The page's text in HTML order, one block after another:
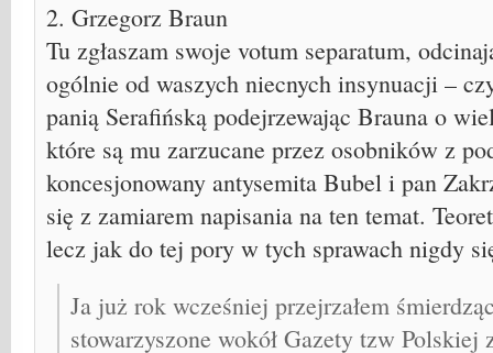
2. Grzegorz Braun
Tu zgłaszam swoje votum separatum,
ogólnie od waszych niecnych insynuacji –
panią Serafińską podejrzewając Brauna o
które są mu zarzucane przez osobników z
koncesjonowany antysemita Bubel i pan
się z zamiarem napisania na ten temat.
lecz jak do tej pory w tych sprawach nigdy
Ja już rok wcześniej przejrzałem
stowarzyszone wokół Gazety tzw Polskiej